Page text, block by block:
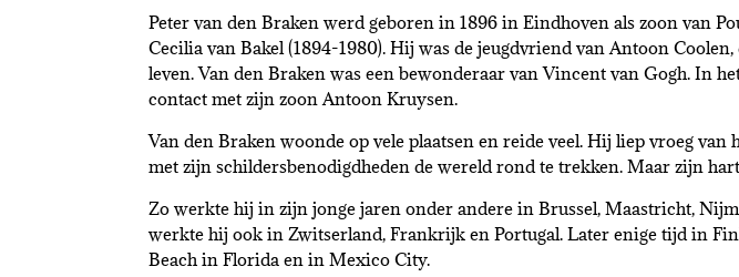
Peter van den Braken werd geboren in 1896 in Eindhoven als zoon van
Cecilia van Bakel (1894-1980). Hij was de jeugdvriend van Antoon
leven. Van den Braken was een bewonderaar van Vincent van Gogh. In
contact met zijn zoon Antoon Kruysen.
Van den Braken woonde op vele plaatsen en reide veel. Hij liep vroeg
met zijn schildersbenodigdheden de wereld rond te trekken. Maar zijn
Zo werkte hij in zijn jonge jaren onder andere in Brussel, Maastricht,
werkte hij ook in Zwitserland, Frankrijk en Portugal. Later enige tijd in
Beach in Florida en in Mexico City.